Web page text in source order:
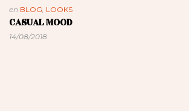
en BLOG LOOKS
CASUAL MOOD
14/08/2018